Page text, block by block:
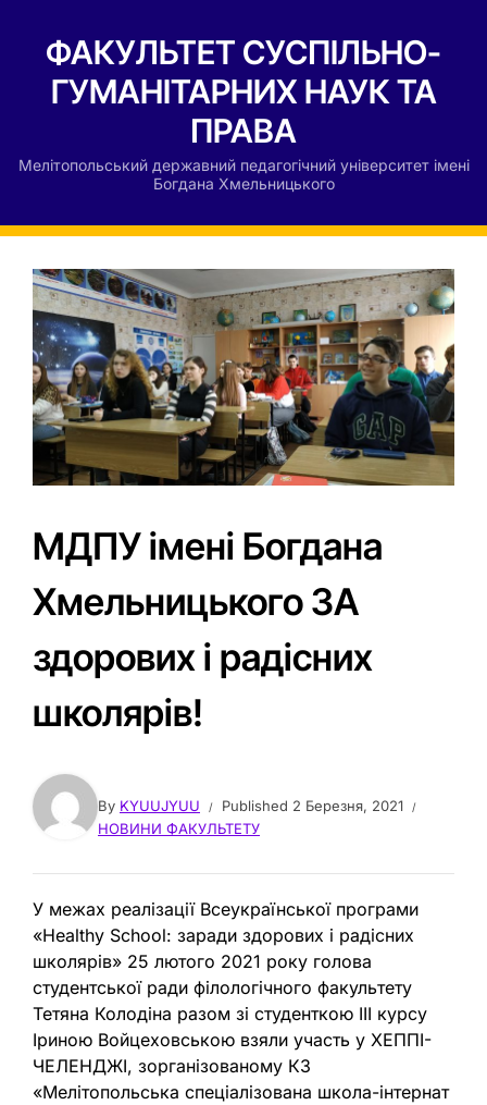
ФАКУЛЬТЕТ СУСПІЛЬНО-
ГУМАНІТАРНИХ НАУК ТА
ПРАВА
Мелітопольський державний педагогічний університет імені
Богдана Хмельницького
МДПУ імені Богдана
Хмельницького ЗА
здорових і радісних
школярів!
By KYUUJYUU Published 2 Березня, 2021
НОВИНИ ФАКУЛЬТЕТУ
У межах реалізації Всеукраїнської програми
«Healthy School: заради здорових і радісних
школярів» 25 лютого 2021 року голова
студентської ради філологічного факультету
Тетяна Колодіна разом зі студенткою ІІІ курсу
Іриною Войцеховською взяли участь у ХЕППІ-
ЧЕЛЕНДЖІ, зорганізованому КЗ
«Мелітопольська спеціалізована школа-інтернат